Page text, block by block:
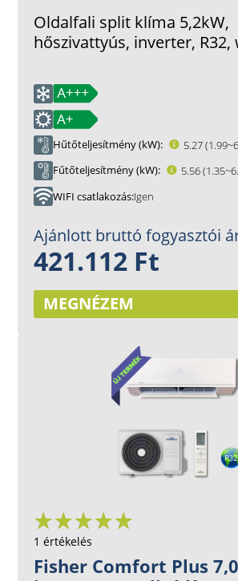
Oldalfali split klíma 5,2kW,
hőszivattyús, inverter, R32,
Hűtőteljesítmény (kW)
5.27
Fűtőteljesítmény (kW)
5.56
WIFI csatlakozás Igen
Ajánlott bruttó fogyasztói
421.112 Ft
MEGNÉZEM
1 értékelés
Fisher Comfort Plus